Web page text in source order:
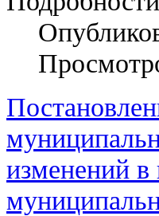
изменений в